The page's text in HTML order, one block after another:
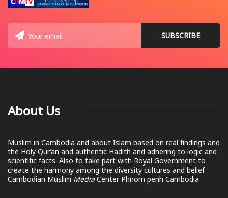
About Us
Muslim in Cambodia and about Islam based on real findings and
the Holy Qur’an and authentic Hadith and adhering to logic and
scientific facts. Also to take part with Royal Government to
create the harmony among the diversity cultures and belief
Cambodian Muslim Media Center Phnom penh Cambodia